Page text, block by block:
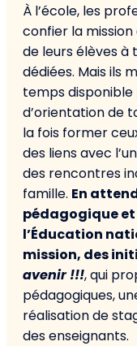
À l’école, les
confier la mission
de leurs élèves à
dédiées. Mais ils
temps
d’orientation de
la fois former
des liens avec
des rencontres
famille. En
pédagogique
l’Éducation
mission, des
avenir !!!, qui
pédagogiques,
réalisation de
des enseignants.